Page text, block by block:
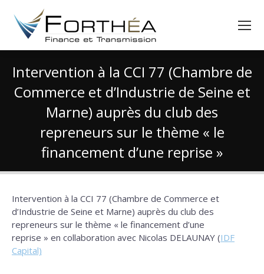
Intervention à la CCI 77 (Chambre de
Commerce et d’Industrie de Seine et
Marne) auprès du club des
repreneurs sur le thème « le
financement d’une reprise »
Vous êtes ici :
Intervention à la CCI 77 (Chambre de Commerce et
d’Industrie de Seine et Marne) auprès du club des
repreneurs sur le thème « le financement d’une
reprise » en collaboration avec Nicolas DELAUNAY (IDF
Capital)